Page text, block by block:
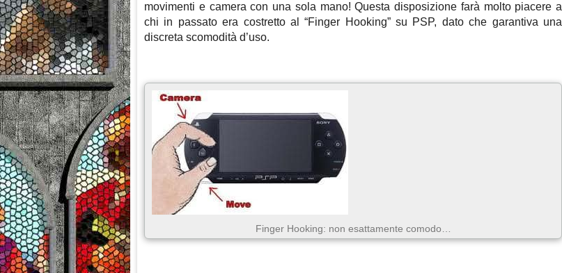
movimenti e camera con una sola mano! Questa disposizione farà molto piacere a
chi in passato era costretto al “Finger Hooking” su PSP, dato che garantiva una
discreta scomodità d’uso.
Finger Hooking: non esattamente comodo…